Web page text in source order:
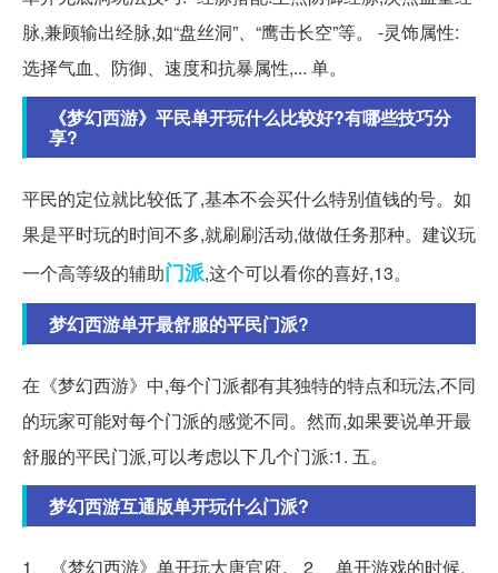
脉,兼顾输出经脉,如“盘丝洞”、“鹰击长空”等。 -灵饰属性:
选择气血、防御、速度和抗暴属性,... 单。
《梦幻西游》平民单开玩什么比较好?有哪些技巧分
享?
平民的定位就比较低了,基本不会买什么特别值钱的号。如
果是平时玩的时间不多,就刷刷活动,做做任务那种。建议玩
一个高等级的辅助门派,这个可以看你的喜好,13。
梦幻西游单开最舒服的平民门派?
在《梦幻西游》中,每个门派都有其独特的特点和玩法,不同
的玩家可能对每个门派的感觉不同。然而,如果要说单开最
舒服的平民门派,可以考虑以下几个门派:1. 五。
梦幻西游互通版单开玩什么门派?
1、《梦幻西游》单开玩大唐官府。 2、 单开游戏的时候,